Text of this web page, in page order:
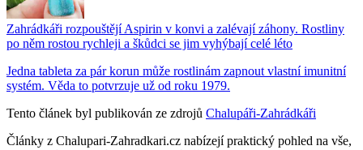
Zahrádkáři rozpouštějí Aspirin v konvi a zalévají záhony. Rostliny
po něm rostou rychleji a škůdci se jim vyhýbají celé léto
Jedna tableta za pár korun může rostlinám zapnout vlastní imunitní
systém. Věda to potvrzuje už od roku 1979.
Tento článek byl publikován ze zdrojů Chalupáři-Zahrádkáři
Články z Chalupari-Zahradkari.cz nabízejí praktický pohled na vše,